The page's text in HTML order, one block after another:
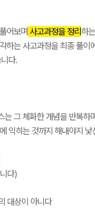
어보며 사고과정을 정리하
하는 사고과정을 최종 풀이
다.
그 체화한 개념을 반복하
익히는 것까지 해내야지
다)
대상이 아니다